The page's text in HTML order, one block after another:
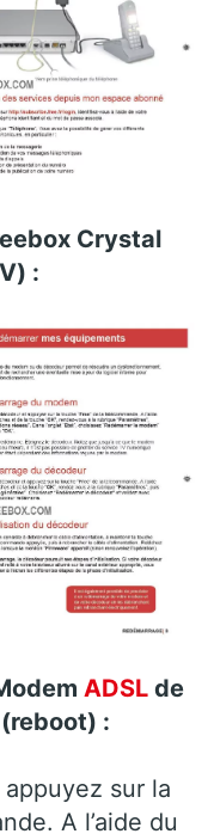
Crystal
:
ADSL de
:
appuyez sur la
A l’aide du